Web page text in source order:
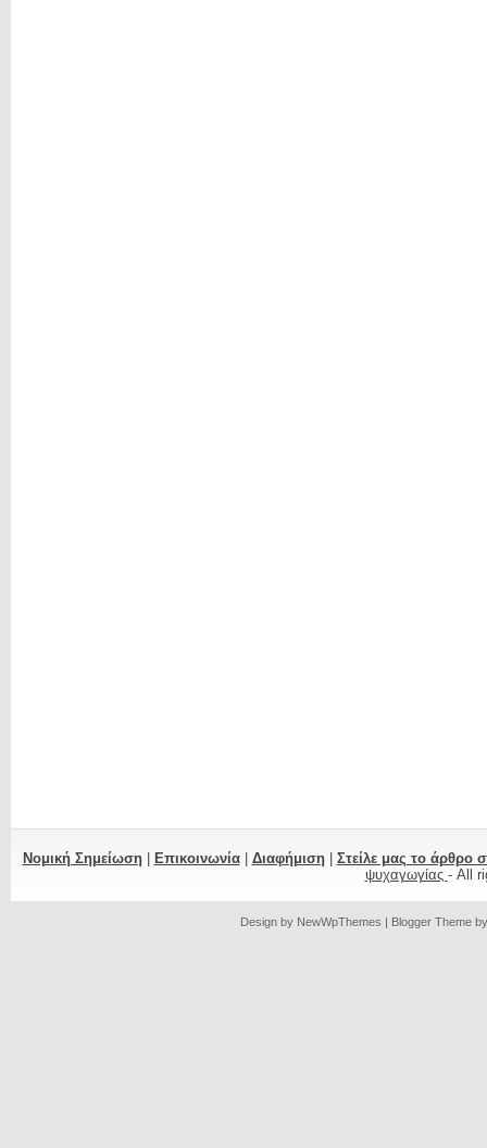
Νομική Σημείωση| Επικοινωνία| Διαφήμιση| Στείλε μας το άρθρο
ψυχαγωγίας - All
Design by NewWpThemes | Blogger Theme